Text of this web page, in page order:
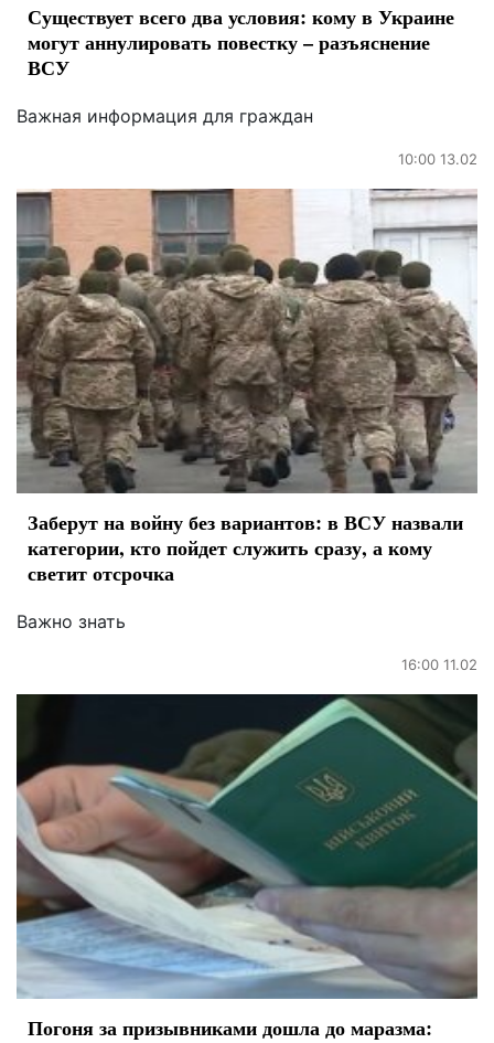
Существует всего два условия: кому в Украине
могут аннулировать повестку – разъяснение
ВСУ
Важная информация для граждан
10:00 13.02
Заберут на войну без вариантов: в ВСУ назвали
категории, кто пойдет служить сразу, а кому
светит отсрочка
Важно знать
16:00 11.02
Погоня за призывниками дошла до маразма: